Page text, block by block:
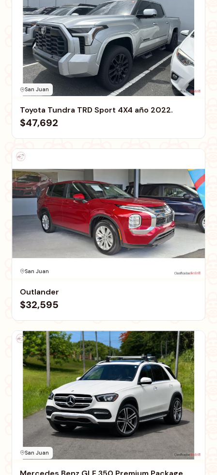
San Juan
Toyota Tundra TRD Sport 4X4 año 2022.
$47,692
San Juan
Outlander
$32,595
San Juan